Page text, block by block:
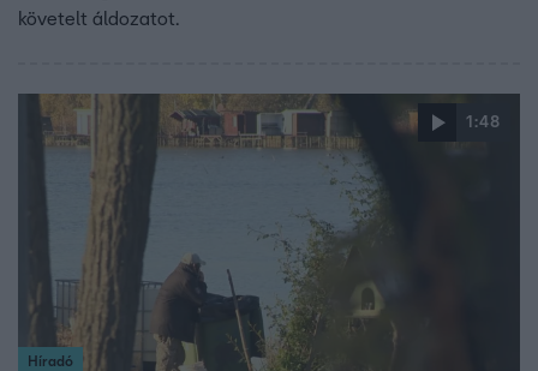
követelt áldozatot.
1:48
Híradó